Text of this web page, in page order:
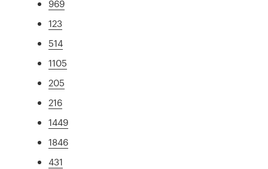
969
123
514
1105
205
216
1449
1846
431